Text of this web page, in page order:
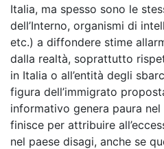
Italia, ma spesso sono le
dell’Interno, organismi di
etc.) a diffondere stime
dalla realtà, soprattutto
in Italia o all’entità degli
figura dell’immigrato
informativo genera paura
finisce per attribuire
nel paese disagi, anche se